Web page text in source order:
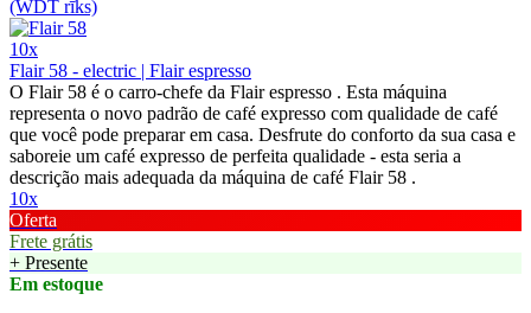
10x
Flair 58 - electric | Flair espresso
O Flair 58 é o carro-chefe da Flair espresso . Esta máquina
representa o novo padrão de café expresso com qualidade de café
que você pode preparar em casa. Desfrute do conforto da sua casa e
saboreie um café expresso de perfeita qualidade - esta seria a
descrição mais adequada da máquina de café Flair 58 .
10x
Oferta
Frete grátis
+ Presente
Em estoque